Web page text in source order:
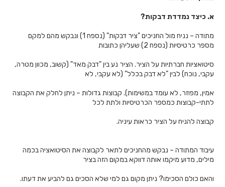
א. כיצד נמדדת דבקות?
מתודה – נניח מול החניכים "ציר דבקות" (נספח 1) ונבקש מהם למקם
מספר כרטיסיות (נספח 2) שעליהן כתובות
סיטואציות חברתיות על הציר. הציר נע בין "דבק מאד" (קשוב, מכוון מטרה,
עקבי, נוכח) לבין "לא דבק בכלל" (לא עקבי, לא
אמין, מפוזר, לא עומד במשימות). קבוצות גדולות – ניתן לחלק את הקבוצה
לתתי-קבוצות כמספר הכרטיסיות ולתת לכל
קבוצה להניח על הציר כראות עיניה.
עיבוד המתודה – נבקש מהחניכים לתאר לקבוצה את הסיטואציה בכמה
מילים, מדוע מיקמו אותה דווקא במקום הזה בציר
והאם כולם הסכימו? ניתן מקום גם למי שלא הסכים גם להביע את דעתו.